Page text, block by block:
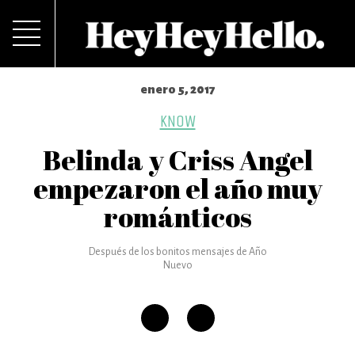
enero 5, 2017
KNOW
Belinda y Criss Angel
empezaron el año muy
románticos
Después de los bonitos mensajes de Año
Nuevo